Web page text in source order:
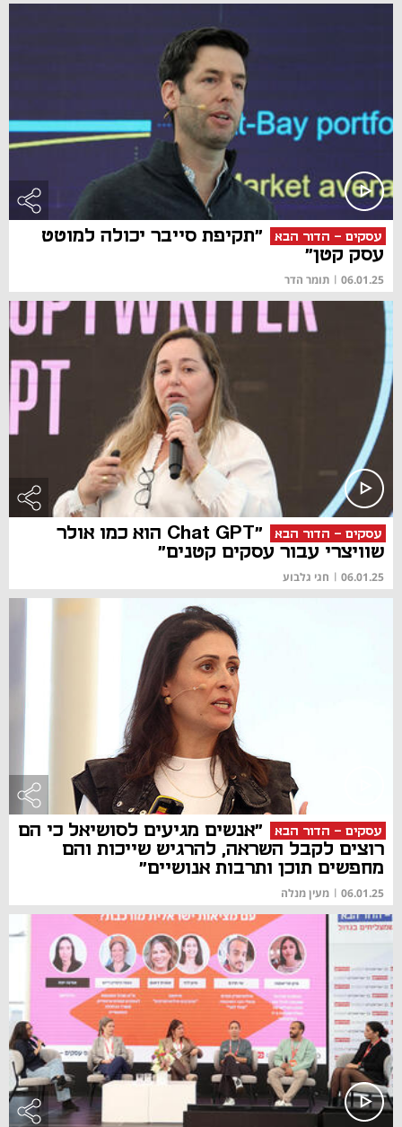
עסקים - הדור הבא
"תקיפת סייבר יכולה למוטט
עסק קטן"
06.01.25
| תומר הדר
עסקים - הדור הבא
"Chat GPT הוא כמו אולר
שוויצרי עבור עסקים קטנים"
06.01.25
| חגי גלבוע
עסקים - הדור הבא
"אנשים מגיעים לסושיאל כי הם
רוצים לקבל השראה, להרגיש שייכות והם
מחפשים תוכן ותרבות אנושיים"
06.01.25
| מעין מנלה